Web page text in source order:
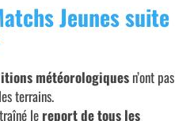
Jeunes suite
météorologiques n’ont pas
terrains.
le report de tous les